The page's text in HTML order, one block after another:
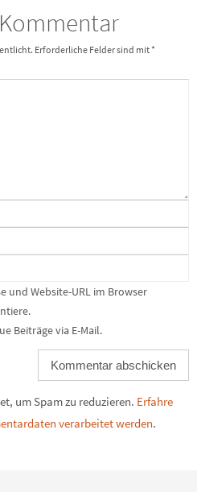
Erforderliche Felder sind mit *
und Website-URL im Browser
Beiträge via E-Mail.
um Spam zu reduzieren. Erfahre
verarbeitet werden.